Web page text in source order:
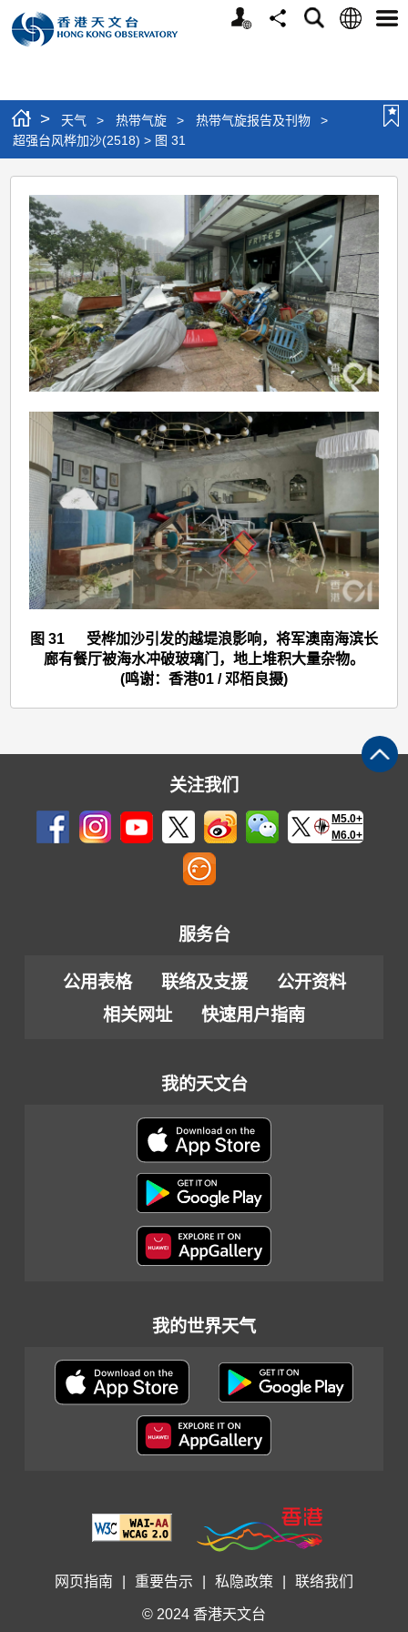
个
分
搜
语
选
> 天气 > 热带气旋 > 热带气旋报告及刊物
>
超强台风桦加沙(2518) > 图 31
超
强
台
风
桦
加
沙
(2518)
31
图 31 受桦加沙引发的越堤浪影响，将军澳南海滨长
廊有餐厅被海水冲破玻璃门，地上堆积大量杂物。
(鸣谢：香港01 / 邓栢良摄)
关注我们
M5.0+
M6.0+
服务台
公用表格 联络及支援
公开资料
相关网址
快速用户指南
我的天文台
我的世界天气
网页指南 重要告示 私隐政策 联络我们
© 2024 香港天文台